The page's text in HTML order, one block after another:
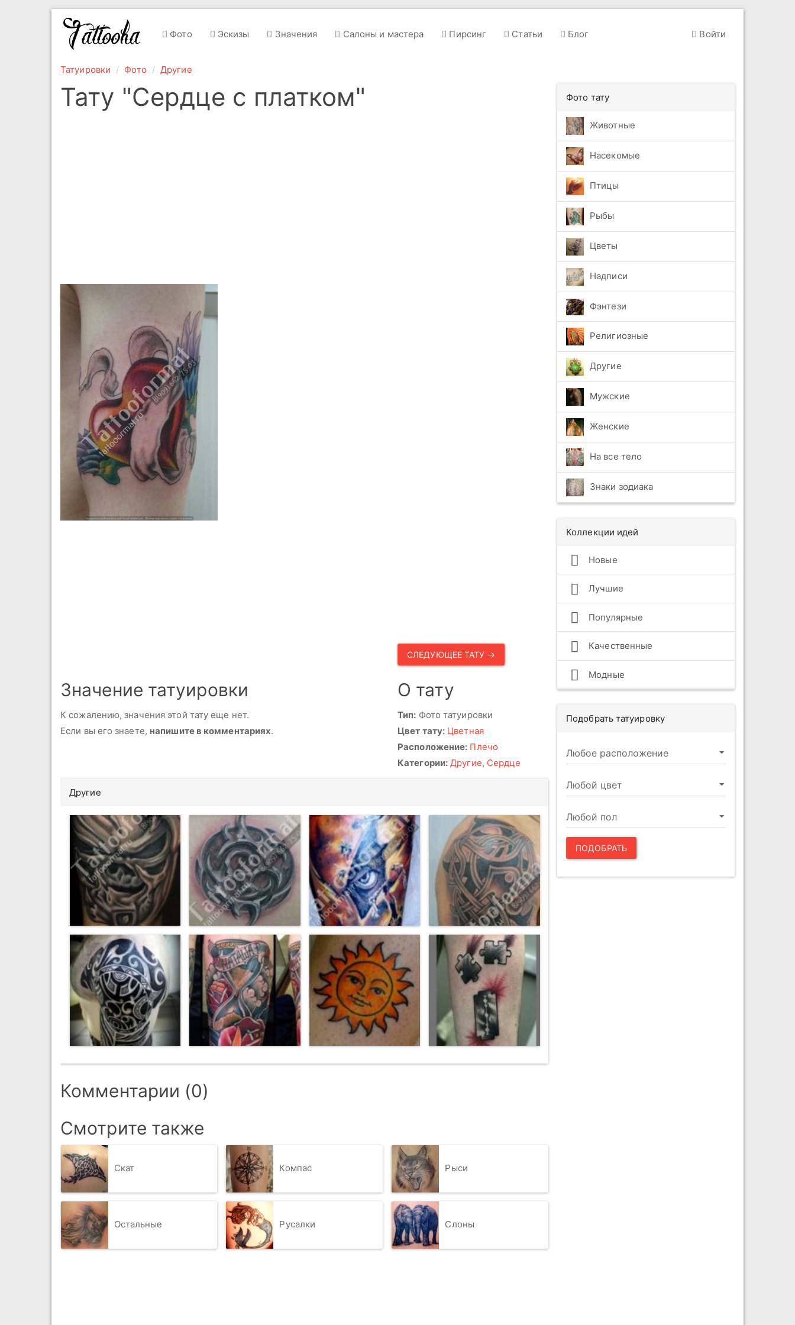
Фото Эскизы Значения Салоны и мастера Пирсинг Статьи Блог Войти
Татуировки Фото Другие
Тату "Сердце с платком"
СЛЕДУЮЩЕЕ ТАТУ →
Значение татуировки
К сожалению, значения этой тату еще нет.
Если вы его знаете, напишите в комментариях.
О тату
Тип: Фото татуировки
Цвет тату: Цветная
Расположение: Плечо
Категории: Другие, Сердце
Другие
Комментарии (0)
Смотрите также
Скат Компас Рыси
Остальные Русалки Слоны
Фото тату
Животные
Насекомые
Птицы
Рыбы
Цветы
Надписи
Фэнтези
Религиозные
Другие
Мужские
Женские
На все тело
Знаки зодиака
Коллекции идей
Новые
Лучшие
Популярные
Качественные
Модные
Подобрать татуировку
ПОДОБРАТЬ